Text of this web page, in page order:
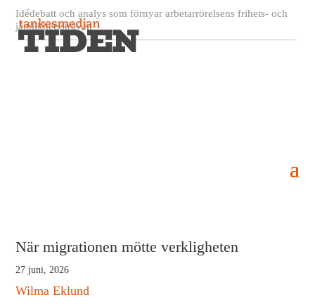
Idédebatt och analys som förnyar arbetarrörelsens frihets- och
jämlikhetssträvan
När migrationen mötte verkligheten
27 juni, 2026
Wilma Eklund